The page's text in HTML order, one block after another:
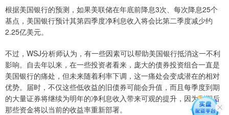
根据美国银行的预测，如果美联储在年底前降息3次、每次降息25个
基点，美国银行预计其第四季度净利息收入将会比第二季度减少约
2.25亿美元。
不过，WSJ分析师认为，有一些因素可以帮助美国银行抵消这一不利
影响。自去年以来，在一些投资者看来，庞大的债券投资组合一直是
美国银行的痛处，但未来随着利率下调，这一痛处会变成潜在的相对
优势。届时，不仅这些低收益的旧债券可能会升值，而且每季度到期
的大量证券将继续为明年的净利息收入带来可观的提升，因为到期后
那些资金将以当前的收益率重新部署。